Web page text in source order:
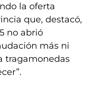
la oferta
que, destacó,
no abrió
más ni
tragamonedas